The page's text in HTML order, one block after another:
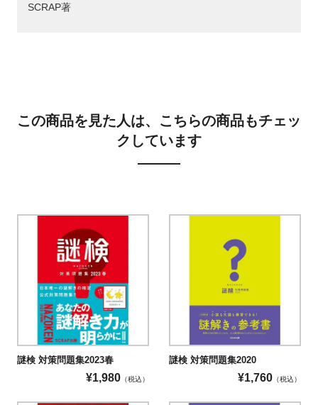
SCRAP著
この商品を見た人は、こちらの商品もチェッ
クしています
謎検 対策問題集2023春
¥1,980 （税込）
謎検 対策問題集2020
¥1,760 （税込）